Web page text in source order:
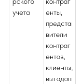
учета
енты,
предста
вители
контраг
ентов,
клиенты,
выгодоп